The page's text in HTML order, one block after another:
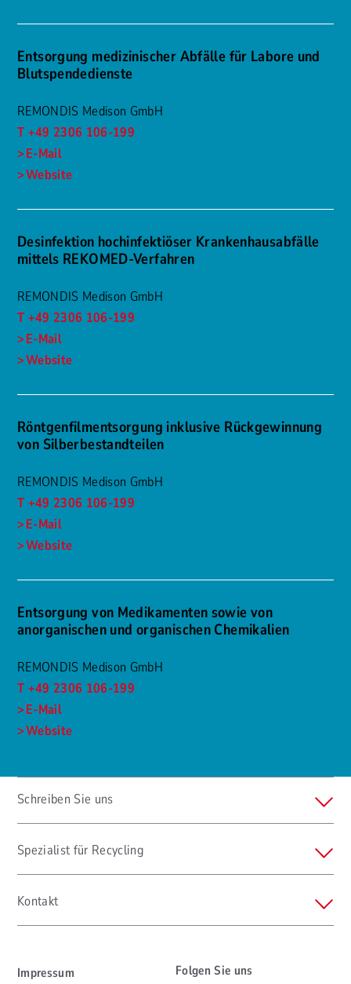
Entsorgung medizinischer Abfälle für Labore und
Blutspendedienste
REMONDIS Medison GmbH
T +49 2306 106-199
E-Mail
Website
Desinfektion hochinfektiöser Krankenhausabfälle
mittels REKOMED-Verfahren
REMONDIS Medison GmbH
T +49 2306 106-199
E-Mail
Website
Röntgenfilmentsorgung inklusive Rückgewinnung
von Silberbestandteilen
REMONDIS Medison GmbH
T +49 2306 106-199
E-Mail
Website
Entsorgung von Medikamenten sowie von
anorganischen und organischen Chemikalien
REMONDIS Medison GmbH
T +49 2306 106-199
E-Mail
Website
Schreiben Sie uns
Spezialist für Recycling
Kontakt
Impressum Folgen Sie uns